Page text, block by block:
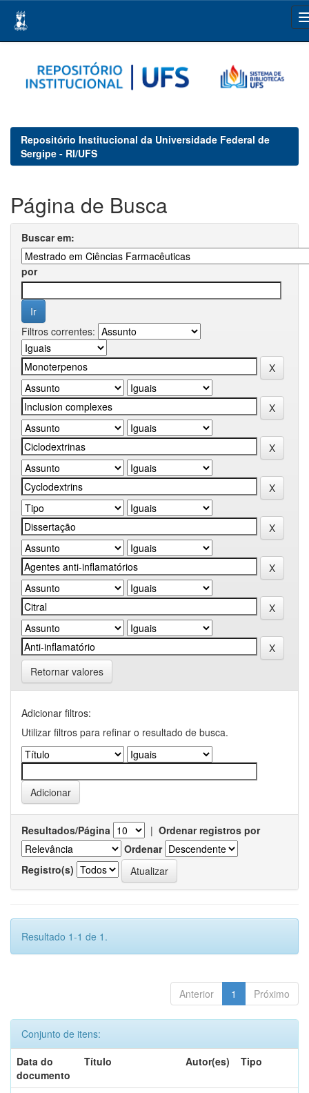
navigation
Repositório Institucional da Universidade Federal de
Sergipe - RI/UFS
Página de Busca
Buscar em:
por
Filtros correntes:
Retornar valores
Adicionar filtros:
Utilizar filtros para refinar o resultado de busca.
Resultados/Página | Ordenar registros por
Ordenar
Registro(s)
Resultado 1-1 de 1.
Anterior 1 Próximo
Conjunto de itens:
Data do
documento
Título Autor(es) Tipo